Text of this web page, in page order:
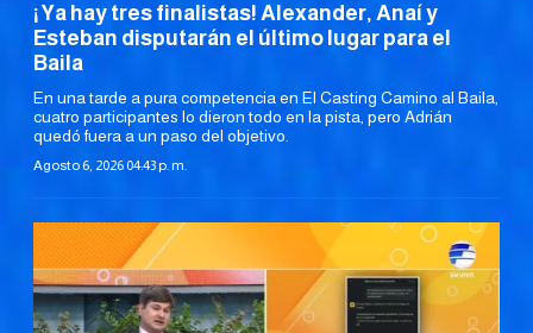
¡Ya hay tres finalistas! Alexander, Anaí y
Esteban disputarán el último lugar para el
Baila
En una tarde a pura competencia en El Casting Camino al Baila,
cuatro participantes lo dieron todo en la pista, pero Adrián
quedó fuera a un paso del objetivo.
Agosto 6, 2026 04:43 p. m.